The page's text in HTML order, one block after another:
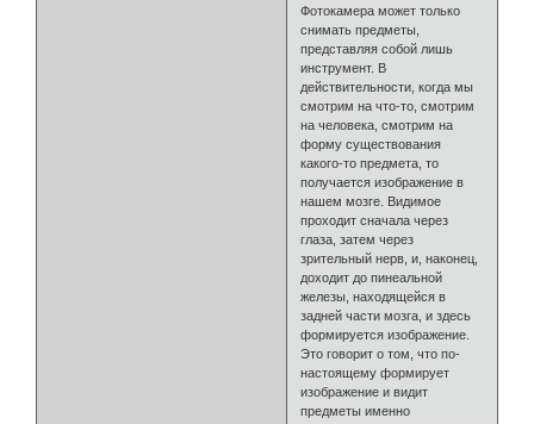
Фотокамера может только
снимать предметы,
представляя собой лишь
инструмент. В
действительности, когда мы
смотрим на что-то, смотрим
на человека, смотрим на
форму существования
какого-то предмета, то
получается изображение в
нашем мозге. Видимое
проходит сначала через
глаза, затем через
зрительный нерв, и, наконец,
доходит до пинеальной
железы, находящейся в
задней части мозга, и здесь
формируется изображение.
Это говорит о том, что по-
настоящему формирует
изображение и видит
предметы именно